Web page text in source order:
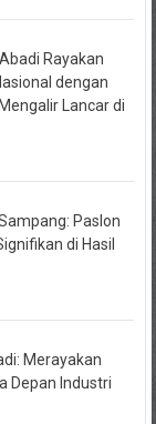
Rayakan
dengan
Lancar di
Paslon
di Hasil
Merayakan
Depan Industri